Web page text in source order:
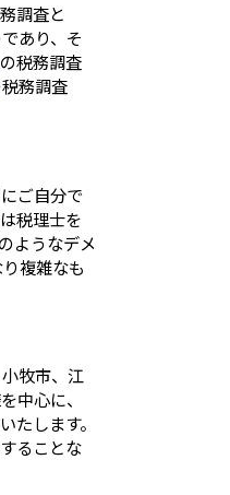
調査と
あり、そ
税務調査
務調査
ご自分で
税理士を
ようなデメ
複雑なも
牧市、江
中心に、
たします。
ることな